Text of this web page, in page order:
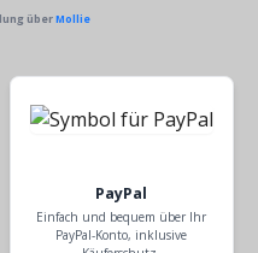
überMollie
PayPal
Einfach und bequem über Ihr
PayPal-Konto, inklusive